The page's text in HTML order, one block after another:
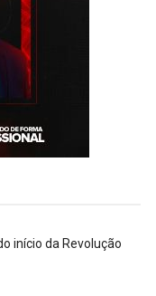
início da Revolução